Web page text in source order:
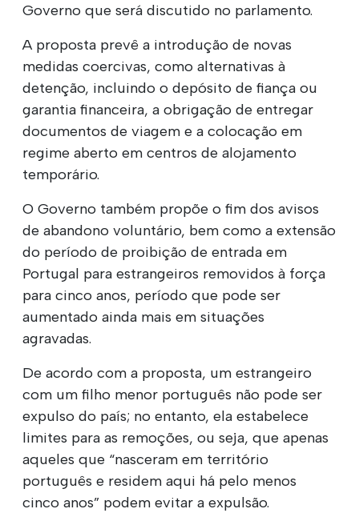
Governo que será discutido no parlamento.
A proposta prevê a introdução de novas
medidas coercivas, como alternativas à
detenção, incluindo o depósito de fiança ou
garantia financeira, a obrigação de entregar
documentos de viagem e a colocação em
regime aberto em centros de alojamento
temporário.
O Governo também propõe o fim dos avisos
de abandono voluntário, bem como a extensão
do período de proibição de entrada em
Portugal para estrangeiros removidos à força
para cinco anos, período que pode ser
aumentado ainda mais em situações
agravadas.
De acordo com a proposta, um estrangeiro
com um filho menor português não pode ser
expulso do país; no entanto, ela estabelece
limites para as remoções, ou seja, que apenas
aqueles que “nasceram em território
português e residem aqui há pelo menos
cinco anos” podem evitar a expulsão.